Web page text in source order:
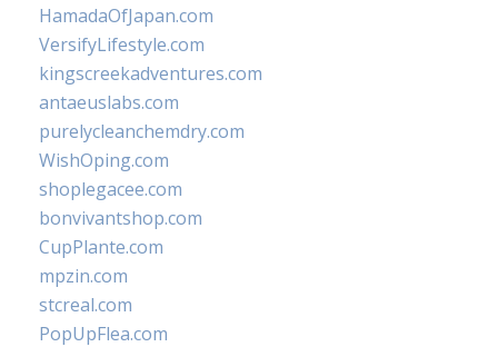
HamadaOfJapan.com
VersifyLifestyle.com
kingscreekadventures.com
antaeuslabs.com
purelycleanchemdry.com
WishOping.com
shoplegacee.com
bonvivantshop.com
CupPlante.com
mpzin.com
stcreal.com
PopUpFlea.com